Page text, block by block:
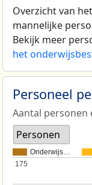
Overzicht van
mannelijke
Bekijk meer
het
Personeel
Aantal personen
Personen
Onderwijs…
175
175